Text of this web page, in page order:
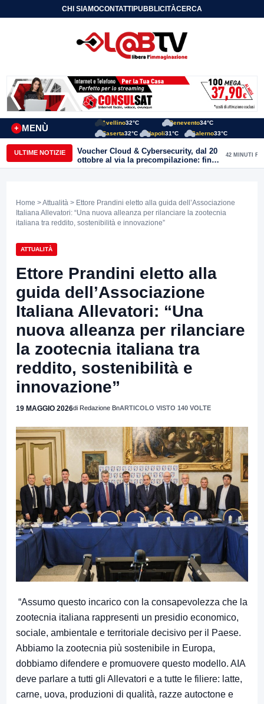
CHI SIAMOCONTATTIPUBBLICITÀCERCA
MENÙ
+
Avellino32°C Benevento34°C
Caserta32°C Napoli31°C Salerno33°C
ULTIME NOTIZIE
Voucher Cloud & Cybersecurity, dal 20
ottobre al via la precompilazione: fino
a 20mila euro a fondo perduto per
42 MINUTI FA
Home >Attualità > Ettore Prandini eletto alla guida dell’Associazione
Italiana Allevatori: “Una nuova alleanza per rilanciare la zootecnia
italiana tra reddito, sostenibilità e innovazione”
ATTUALITÀ
Ettore Prandini eletto alla
guida dell’Associazione
Italiana Allevatori: “Una
nuova alleanza per rilanciare
la zootecnia italiana tra
reddito, sostenibilità e
innovazione”
19 MAGGIO 2026di Redazione BnARTICOLO VISTO 140 VOLTE
“Assumo questo incarico con la consapevolezza che la
zootecnia italiana rappresenti un presidio economico,
sociale, ambientale e territoriale decisivo per il Paese.
Abbiamo la zootecnia più sostenibile in Europa,
dobbiamo difendere e promuovere questo modello. AIA
deve parlare a tutti gli Allevatori e a tutte le filiere: latte,
carne, uova, produzioni di qualità, razze autoctone e